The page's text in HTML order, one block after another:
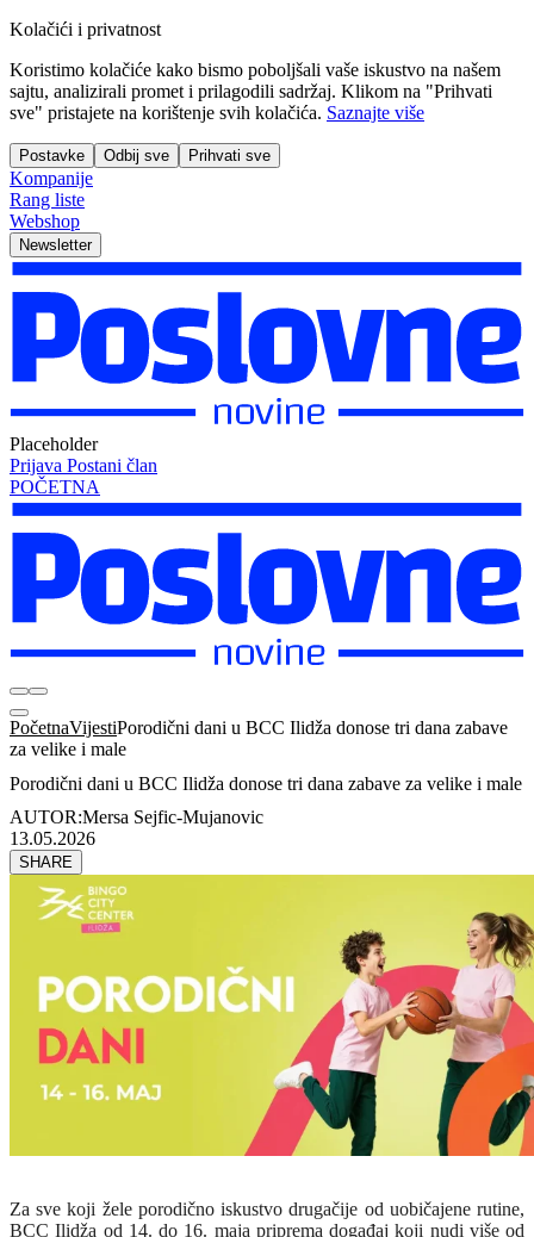
Kolačići i privatnost
Koristimo kolačiće kako bismo poboljšali vaše iskustvo na našem
sajtu, analizirali promet i prilagodili sadržaj. Klikom na "Prihvati
sve" pristajete na korištenje svih kolačića. Saznajte više
Postavke Odbij sve Prihvati sve
Kompanije
Rang liste
Webshop
Newsletter
Placeholder
Prijava Postani član
POČETNA
PočetnaVijestiPorodični dani u BCC Ilidža donose tri dana zabave
za velike i male
Porodični dani u BCC Ilidža donose tri dana zabave za velike i male
AUTOR:Mersa Sejfic-Mujanovic
13.05.2026
SHARE
Za sve koji žele porodično iskustvo drugačije od uobičajene rutine,
BCC Ilidža od 14. do 16. maja priprema događaj koji nudi više od